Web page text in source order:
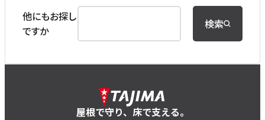
他にもお探し
ですか
検索
屋根で守り、床で支える。